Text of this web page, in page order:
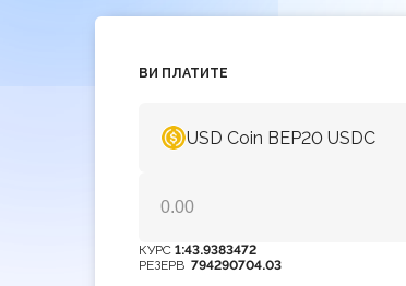
ВИ ПЛАТИТЕ
USD Coin BEP20 USDC
РЕЗЕРВ 794290704.03
КУРС 1:43.9383472